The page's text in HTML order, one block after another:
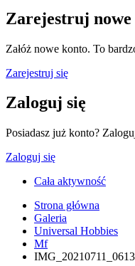
Zarejestruj nowe
Załóż nowe konto. To
Zarejestruj się
Zaloguj się
Posiadasz już konto?
Zaloguj się
Cała aktywność
Strona główna
Galeria
Universal Hobbies
Mf